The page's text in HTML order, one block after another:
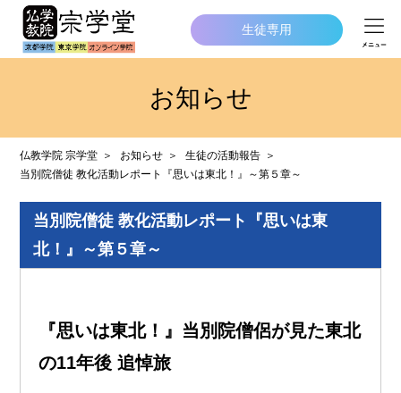
生徒専用
お知らせ
仏教学院 宗学堂 お知らせ
生徒の活動報告
当別院僧徒 教化活動レポート『思いは東北！』～第５章～
当別院僧徒 教化活動レポート『思いは東
北！』～第５章～
『思いは東北！』当別院僧侶が見た東北
の11年後 追悼旅